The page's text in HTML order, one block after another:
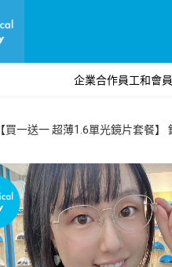
企業合作員工和會
【買一送一 超薄1.6單光鏡片套餐